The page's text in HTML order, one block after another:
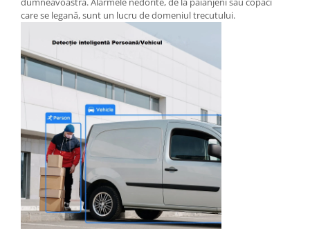
care se legană, sunt un lucru de domeniul trecutului.